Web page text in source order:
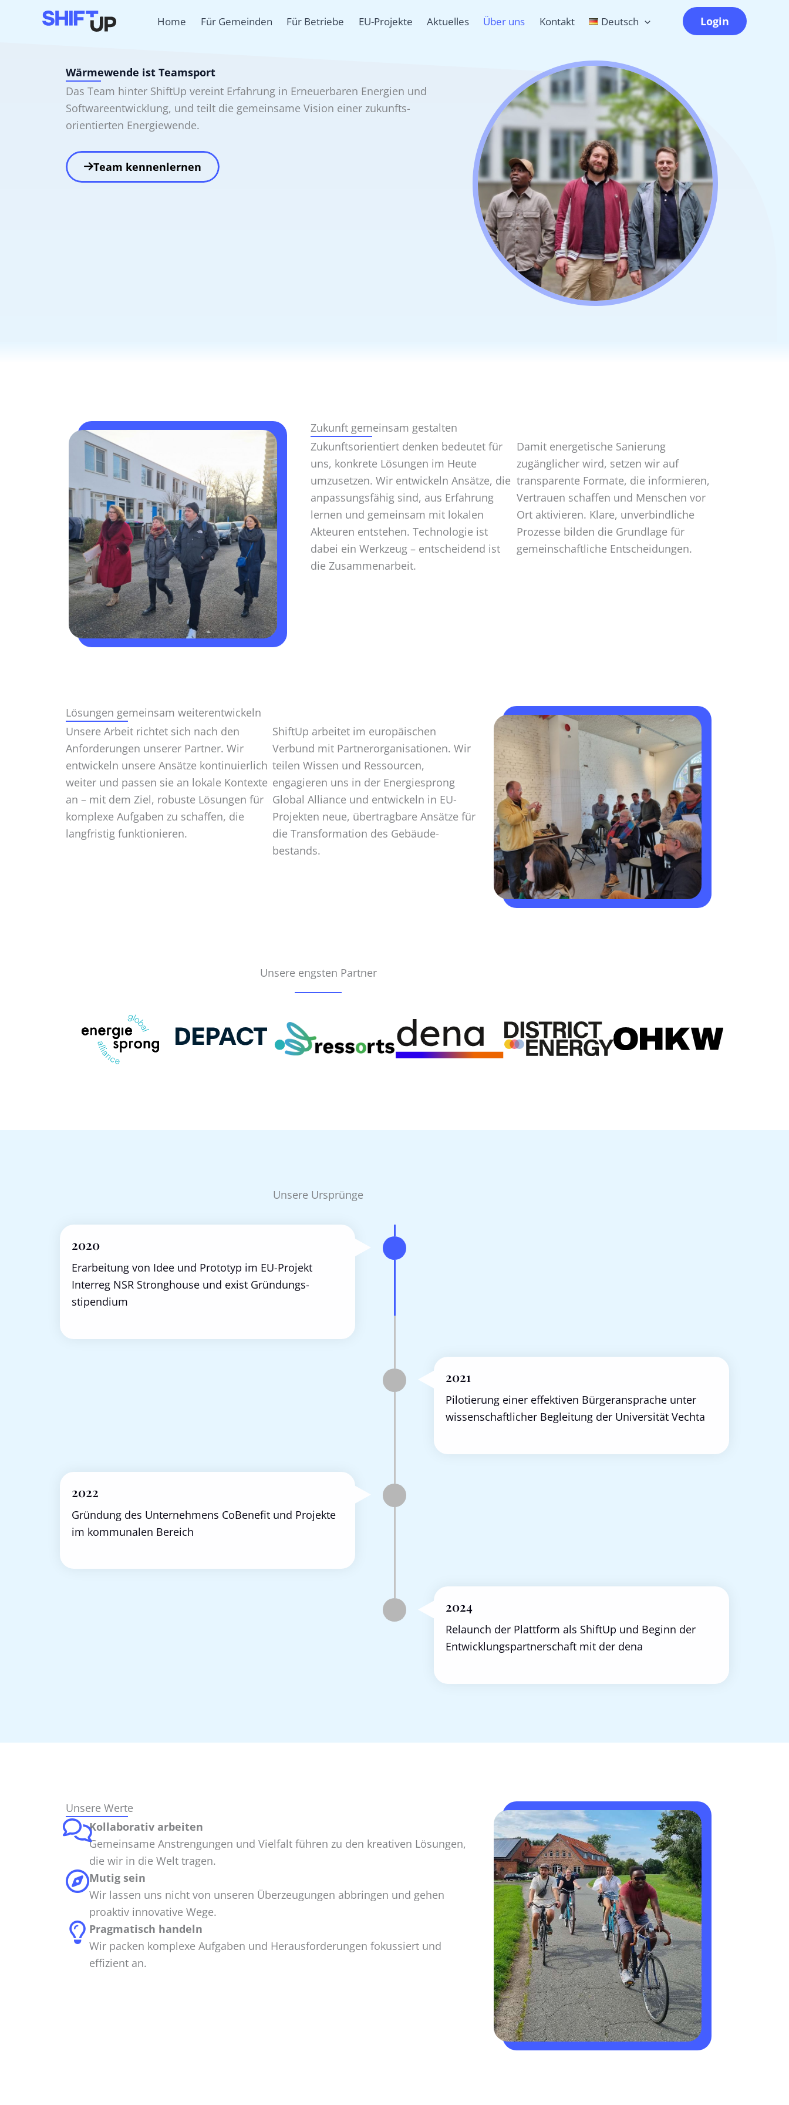
Home Für Gemeinden Für Betriebe EU-Projekte Aktuelles Über uns Kontakt Deutsch Login
Wärme­wende ist Team­sport
Das Team hinter ShiftUp vereint Erfahrung in Erneuerbaren Energien und
Software­­entwicklung, und teilt die gemeinsame Vision einer zukunfts­
orientierten Energiewende.
Team kennenlernen
Zukunft gemeinsam gestalten
Zukunftsorientiert denken bedeutet für
uns, konkrete Lösungen im Heute
umzusetzen. Wir entwickeln Ansätze, die
anpassungs­fähig sind, aus Erfahrung
lernen und gemeinsam mit lokalen
Akteuren entstehen. Technologie ist
dabei ein Werkzeug – entscheidend ist
die Zusammen­arbeit.
Damit energetische Sanierung
zugänglicher wird, setzen wir auf
transparente Formate, die informieren,
Vertrauen schaffen und Menschen vor
Ort aktivieren. Klare, unverbindliche
Prozesse bilden die Grundlage für
gemeinschaftliche Entscheidungen.
Lösungen gemeinsam weiter­entwickeln
Unsere Arbeit richtet sich nach den
Anforderungen unserer Partner. Wir
entwickeln unsere Ansätze kontinuierlich
weiter und passen sie an lokale Kontexte
an – mit dem Ziel, robuste Lösungen für
komplexe Aufgaben zu schaffen, die
langfristig funktionieren.
ShiftUp arbeitet im europäischen
Verbund mit Partner­organisationen. Wir
teilen Wissen und Ressourcen,
engagieren uns in der Energiesprong
Global Alliance und entwickeln in EU-
Projekten neue, über­tragbare Ansätze für
die Transformation des Gebäude­
bestands.
Unsere engsten Partner
Unsere Ursprünge
2020
Erarbeitung von Idee und Prototyp im EU-Projekt
Interreg NSR Stronghouse und exist Gründungs­
stipendium
2021
Pilotierung einer effektiven Bürgeransprache unter
wissen­schaft­licher Begleitung der Universität Vechta
2022
Gründung des Unternehmens CoBenefit und Projekte
im kommunalen Bereich
2024
Relaunch der Plattform als ShiftUp und Beginn der
Entwicklungs­partner­schaft mit der dena
Unsere Werte
Kollaborativ arbeiten
Gemeinsame Anstrengungen und Vielfalt führen zu den kreativen Lösungen,
die wir in die Welt tragen.
Mutig sein
Wir lassen uns nicht von unseren Überzeugungen abbringen und gehen
proaktiv innovative Wege.
Pragmatisch handeln
Wir packen komplexe Aufgaben und Heraus­forderungen fokussiert und
effizient an.